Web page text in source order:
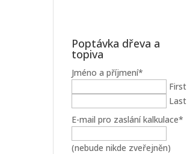
Poptávka dřeva a
topiva
Jméno a příjmení*
First
Last
E-mail pro zaslání kalkulace*
(nebude nikde zveřejněn)